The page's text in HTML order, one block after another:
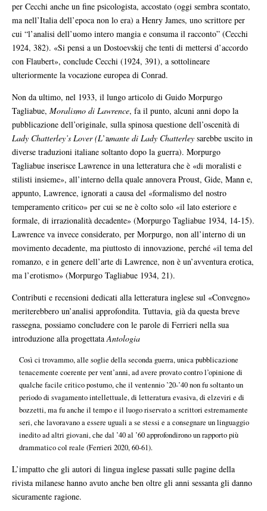
per Cecchi anche un fine psicologista, accostato (oggi sembra scontato,
ma nell’Italia dell’epoca non lo era) a Henry James, uno scrittore per
cui “l’analisi dell’uomo intero mangia e consuma il racconto” (Cecchi
1924, 382). «Si pensi a un Dostoevskij che tenti di mettersi d’accordo
con Flaubert», conclude Cecchi (1924, 391), a sottolineare
ulteriormente la vocazione europea di Conrad.
Non da ultimo, nel 1933, il lungo articolo di Guido Morpurgo
Tagliabue, Moralismo di Lawrence, fa il punto, alcuni anni dopo la
pubblicazione dell’originale, sulla spinosa questione dell’oscenità di
Lady Chatterley’s Lover (L’amante di Lady Chatterley sarebbe uscito in
diverse traduzioni italiane soltanto dopo la guerra). Morpurgo
Tagliabue inserisce Lawrence in una letteratura che è «di moralisti e
stilisti insieme», all’interno della quale annovera Proust, Gide, Mann e,
appunto, Lawrence, ignorati a causa del «formalismo del nostro
temperamento critico» per cui se ne è colto solo «il lato esteriore e
formale, di irrazionalità decadente» (Morpurgo Tagliabue 1934, 14-15).
Lawrence va invece considerato, per Morpurgo, non all’interno di un
movimento decadente, ma piuttosto di innovazione, perché «il tema del
romanzo, e in genere dell’arte di Lawrence, non è un’avventura erotica,
ma l’erotismo» (Morpurgo Tagliabue 1934, 21).
Contributi e recensioni dedicati alla letteratura inglese sul «Convegno»
meriterebbero un’analisi approfondita. Tuttavia, già da questa breve
rassegna, possiamo concludere con le parole di Ferrieri nella sua
introduzione alla progettata Antologia
Così ci trovammo, alle soglie della seconda guerra, unica pubblicazione
tenacemente coerente per vent’anni, ad avere provato contro l’opinione di
qualche facile critico postumo, che il ventennio ’20-’40 non fu soltanto un
periodo di svagamento intellettuale, di letteratura evasiva, di elzeviri e di
bozzetti, ma fu anche il tempo e il luogo riservato a scrittori estremamente
seri, che lavoravano a essere uguali a se stessi e a consegnare un linguaggio
inedito ad altri giovani, che dal ’40 al ’60 approfondirono un rapporto più
drammatico col reale (Ferrieri 2020, 60-61).
L’impatto che gli autori di lingua inglese passati sulle pagine della
rivista milanese hanno avuto anche ben oltre gli anni sessanta gli danno
sicuramente ragione.